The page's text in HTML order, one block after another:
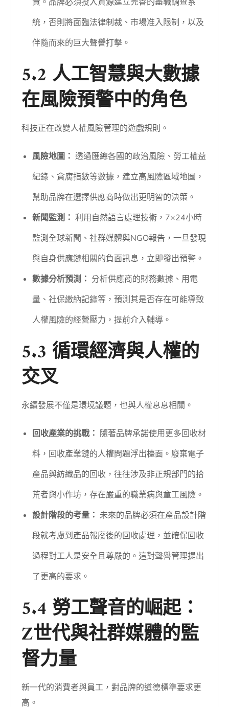
統，否則將面臨法律制裁、市場准入限制，以及
伴隨而來的巨大聲譽打擊。
5.2 人工智慧與大數據
在風險預警中的角色
科技正在改變人權風險管理的遊戲規則。
風險地圖： 透過匯總各國的政治風險、勞工權益
紀錄、貪腐指數等數據，建立高風險區域地圖，
幫助品牌在選擇供應商時做出更明智的決策。
新聞監測： 利用自然語言處理技術，7×24小時
監測全球新聞、社群媒體與NGO報告，一旦發現
與自身供應鏈相關的負面訊息，立即發出預警。
數據分析預測： 分析供應商的財務數據、用電
量、社保繳納記錄等，預測其是否存在可能導致
人權風險的經營壓力，提前介入輔導。
5.3 循環經濟與人權的
交叉
永續發展不僅是環境議題，也與人權息息相關。
回收產業的挑戰： 隨著品牌承諾使用更多回收材
料，回收產業鏈的人權問題浮出檯面。廢棄電子
產品與紡織品的回收，往往涉及非正規部門的拾
荒者與小作坊，存在嚴重的職業病與童工風險。
設計階段的考量： 未來的品牌必須在產品設計階
段就考慮到產品報廢後的回收處理，並確保回收
過程對工人是安全且尊嚴的。這對聲譽管理提出
了更高的要求。
5.4 勞工聲音的崛起：
Z世代與社群媒體的監
督力量
新一代的消費者與員工，對品牌的道德標準要求更
高。